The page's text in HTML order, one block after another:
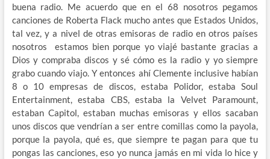
buena radio. Me acuerdo que en el 68 nosotros pegamos
canciones de Roberta Flack mucho antes que Estados Unidos,
tal vez, y a nivel de otras emisoras de radio en otros países
nosotros estamos bien porque yo viajé bastante gracias a
Dios y compraba discos y sé cómo es la radio y yo siempre
grabo cuando viajo. Y entonces ahí Clemente inclusive habían
8 o 10 empresas de discos, estaba Polidor, estaba Soul
Entertainment, estaba CBS, estaba la Velvet Paramount,
estaban Capitol, estaban muchas emisoras y ellos sacaban
unos discos que vendrían a ser entre comillas como la payola,
porque la payola, qué es, que siempre te pagan para que tu
pongas las canciones, eso yo nunca jamás en mi vida lo hice y